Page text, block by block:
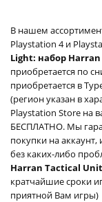
В нашем
Playstation 4 и
Light: набор
приобретается по
приобретается в
(регион указан в
Playstation Store на
БЕСПЛАТНО. Мы
покупки на аккаунт,
без каких-либо
Harran Tactical Unit
кратчайшие сроки
приятной Вам игры)